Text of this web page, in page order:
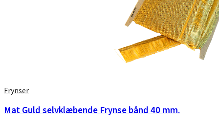
Frynser
Mat Guld selvklæbende Frynse bånd 40 mm.